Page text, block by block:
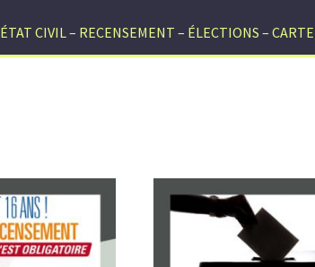
ÉTAT CIVIL – RECENSEMENT – ÉLECTIONS –